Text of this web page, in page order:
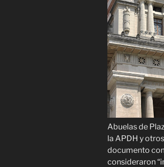
Abuelas de
la APDH y
documento
consideraron